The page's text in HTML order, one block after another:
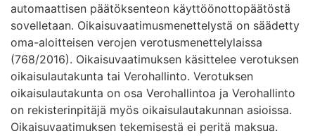
automaattisen päätöksenteon käyttöönottopäätöstä
sovelletaan. Oikaisuvaatimusmenettelystä on säädetty
oma-aloitteisen verojen verotusmenettelylaissa
(768/2016). Oikaisuvaatimuksen käsittelee verotuksen
oikaisulautakunta tai Verohallinto. Verotuksen
oikaisulautakunta on osa Verohallintoa ja Verohallinto
on rekisterinpitäjä myös oikaisulautakunnan asioissa.
Oikaisuvaatimuksen tekemisestä ei peritä maksua.